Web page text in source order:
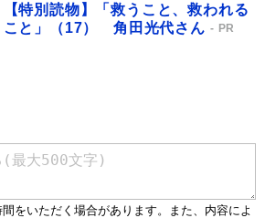
【特別読物】「救うこと、救われる
こと」（17） 角田光代さん
PR